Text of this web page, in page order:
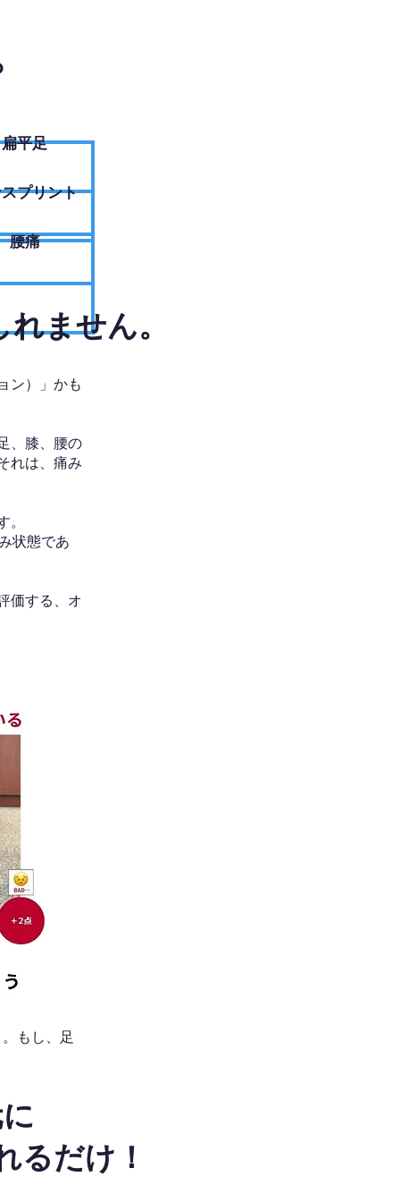
扁平足
プリント
腰痛
ません。
ン）」かも
、膝、腰の
れは、痛み
。
状態であ
価する、オ
もし、足
るだけ！